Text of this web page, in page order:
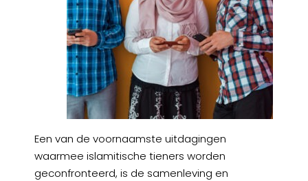
Een van de voornaamste uitdagingen
waarmee islamitische tieners worden
geconfronteerd, is de samenleving en